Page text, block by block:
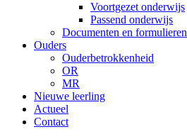
Voortgezet onderwijs
Passend onderwijs
Documenten en formulieren
Ouders
Ouderbetrokkenheid
OR
MR
Nieuwe leerling
Actueel
Contact